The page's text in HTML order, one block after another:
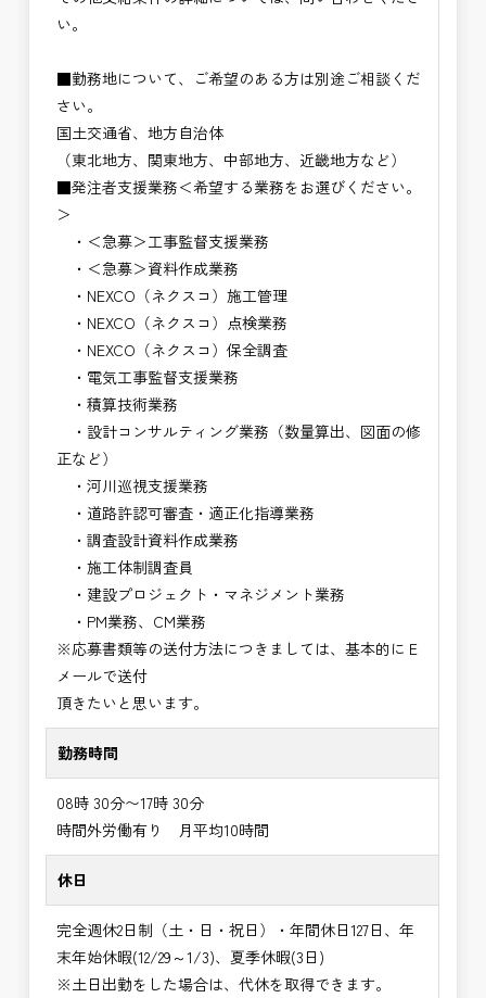
い。
■勤務地について、ご希望のある方は別途ご相談くだ
さい。
国土交通省、地方自治体
（東北地方、関東地方、中部地方、近畿地方など）
■発注者支援業務＜希望する業務をお選びください。
＞
・＜急募＞工事監督支援業務
・＜急募＞資料作成業務
・NEXCO（ネクスコ）施工管理
・NEXCO（ネクスコ）点検業務
・NEXCO（ネクスコ）保全調査
・電気工事監督支援業務
・積算技術業務
・設計コンサルティング業務（数量算出、図面の修
正など）
・河川巡視支援業務
・道路許認可審査・適正化指導業務
・調査設計資料作成業務
・施工体制調査員
・建設プロジェクト・マネジメント業務
・PM業務、CM業務
※応募書類等の送付方法につきましては、基本的にＥ
メールで送付
頂きたいと思います。
勤務時間
08時 30分〜17時 30分
時間外労働有り 月平均10時間
休日
完全週休2日制（土・日・祝日）・年間休日127日、年
末年始休暇(12/29～1/3)、夏季休暇(3日)
※土日出勤をした場合は、代休を取得できます。